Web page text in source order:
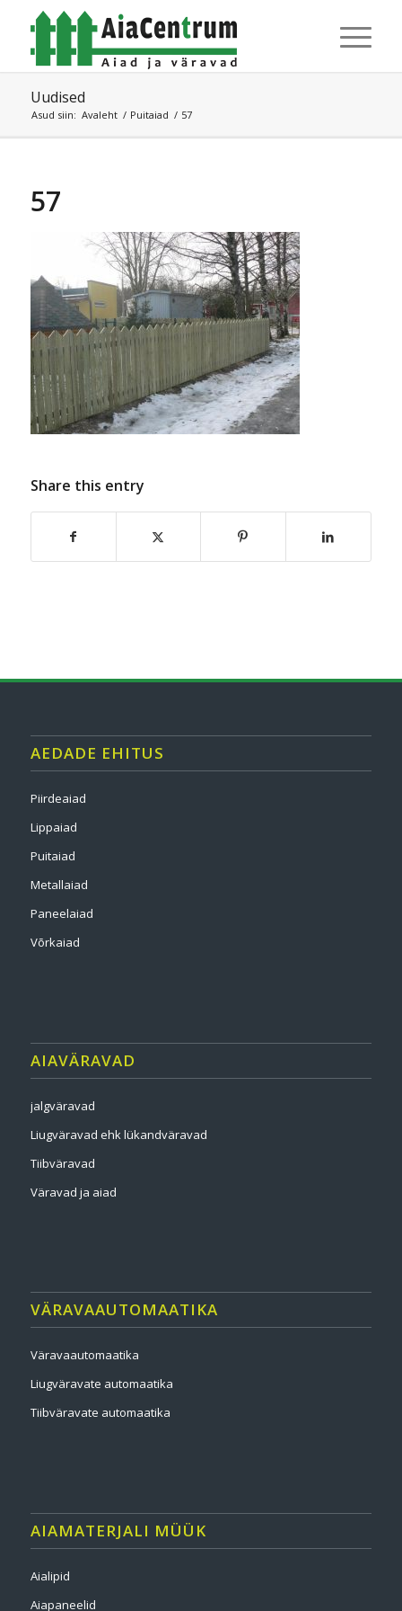
Uudised
Asud siin: Avaleht / Puitaiad / 57
57
Share this entry
AEDADE EHITUS
Piirdeaiad
Lippaiad
Puitaiad
Metallaiad
Paneelaiad
Võrkaiad
AIAVÄRAVAD
jalgväravad
Liugväravad ehk lükandväravad
Tiibväravad
Väravad ja aiad
VÄRAVAAUTOMAATIKA
Väravaautomaatika
Liugväravate automaatika
Tiibväravate automaatika
AIAMATERJALI MÜÜK
Aialipid
Aiapaneelid